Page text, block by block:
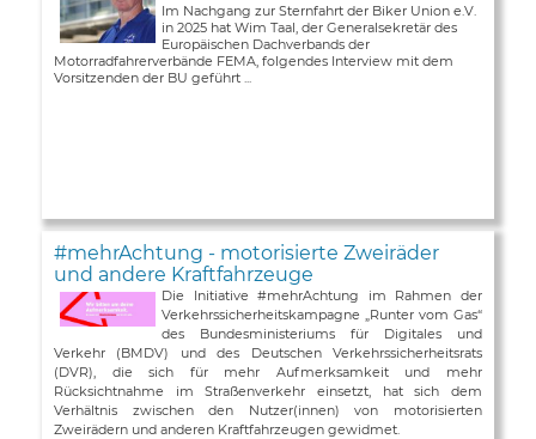
Im Nachgang zur Sternfahrt der Biker Union e.V.
in 2025 hat Wim Taal, der Generalsekretär des
Europäischen Dachverbands der
Motorradfahrerverbände FEMA, folgendes Interview mit dem
Vorsitzenden der BU geführt ...
#mehrAchtung - motorisierte Zweiräder
und andere Kraftfahrzeuge
Die Initiative #mehrAchtung im Rahmen der
Verkehrssicherheitskampagne „Runter vom Gas“
des Bundesministeriums für Digitales und
Verkehr (BMDV) und des Deutschen Verkehrssicherheitsrats
(DVR), die sich für mehr Aufmerksamkeit und mehr
Rücksichtnahme im Straßenverkehr einsetzt, hat sich dem
Verhältnis zwischen den Nutzer(innen) von motorisierten
Zweirädern und anderen Kraftfahrzeugen gewidmet.